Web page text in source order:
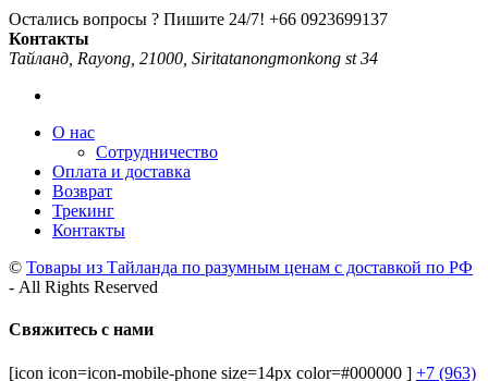
Остались вопросы ? Пишите 24/7! +66 0923699137
Контакты
Тайланд, Rayong, 21000, Siritatanongmonkong st 34
О нас
Сотрудничество
Оплата и доставка
Возврат
Трекинг
Контакты
© Товары из Тайланда по разумным ценам с доставкой по РФ
- All Rights Reserved
Свяжитесь с нами
[icon icon=icon-mobile-phone size=14px color=#000000 ] +7 (963)